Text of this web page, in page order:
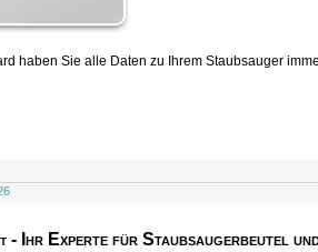
haben Sie alle Daten zu Ihrem Staubsauger
- Ihr Experte für Staubsaugerbeutel